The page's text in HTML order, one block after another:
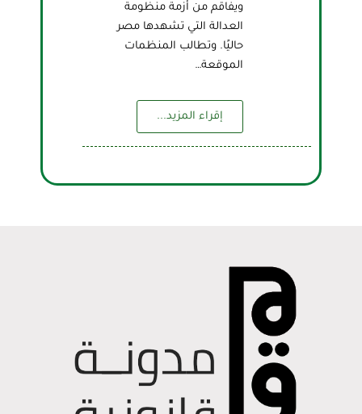
ويفاقم من أزمة منظومة
العدالة التي تشهدها مصر
حاليًا. وتطالب المنظمات
الموقعة…
إقراء المزيد...